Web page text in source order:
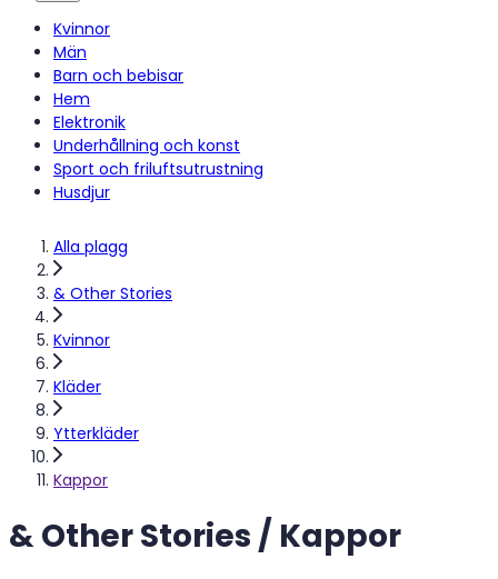
Kvinnor
Män
Barn och bebisar
Hem
Elektronik
Underhållning och konst
Sport och friluftsutrustning
Husdjur
Alla plagg
& Other Stories
Kvinnor
Kläder
Ytterkläder
Kappor
& Other Stories / Kappor